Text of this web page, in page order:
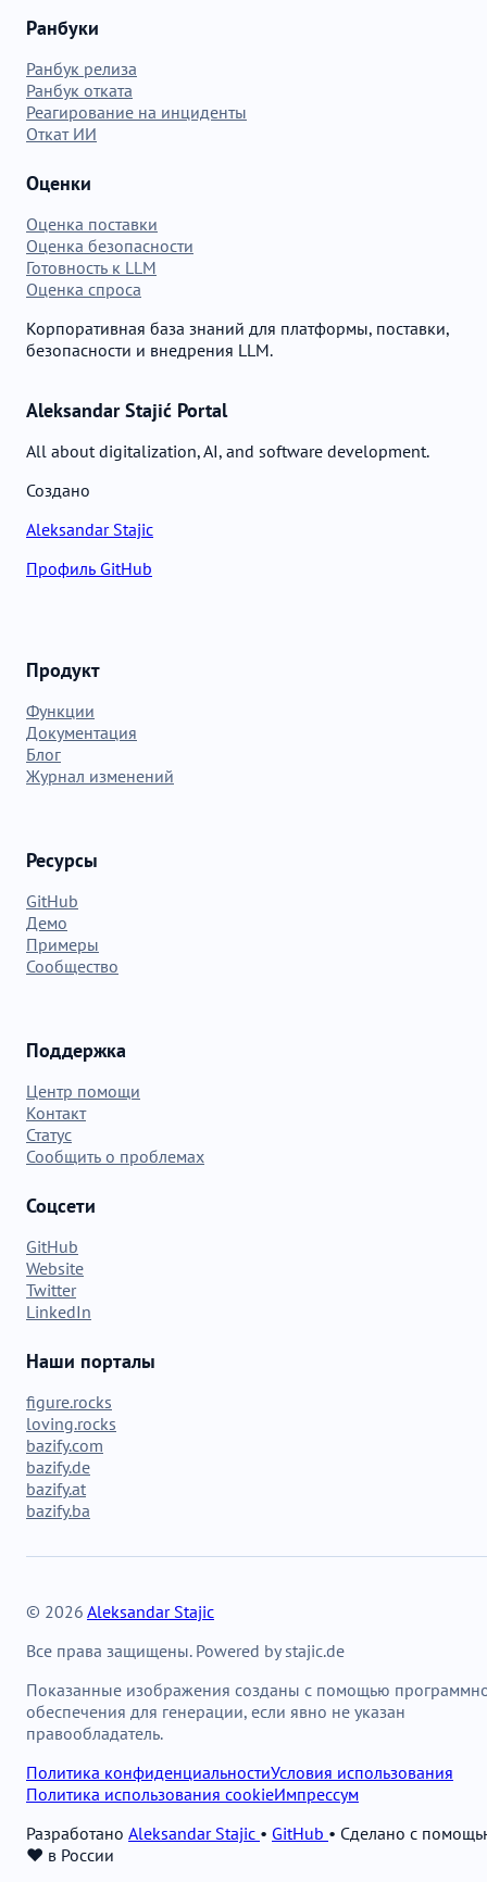
Ранбуки
Ранбук релиза
Ранбук отката
Реагирование на инциденты
Откат ИИ
Оценки
Оценка поставки
Оценка безопасности
Готовность к LLM
Оценка спроса
Корпоративная база знаний для платформы, поставки,
безопасности и внедрения LLM.
Aleksandar Stajić Portal
All about digitalization, AI, and software development.
Создано
Aleksandar Stajic
Профиль GitHub
Продукт
Функции
Документация
Блог
Журнал изменений
Ресурсы
GitHub
Демо
Примеры
Сообщество
Поддержка
Центр помощи
Контакт
Статус
Сообщить о проблемах
Соцсети
GitHub
Website
Twitter
LinkedIn
Наши порталы
figure.rocks
loving.rocks
bazify.com
bazify.de
bazify.at
bazify.ba
© 2026 Aleksandar Stajic
Все права защищены. Powered by stajic.de
Показанные изображения созданы с помощью
обеспечения для генерации, если явно не указан
правообладатель.
Политика конфиденциальностиУсловия использования
Политика использования cookieИмпрессум
Разработано Aleksandar Stajic • GitHub • Сделано с
❤️ в России